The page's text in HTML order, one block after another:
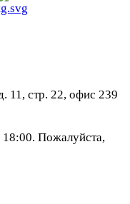
11, стр. 22, офис 239
Пожалуйста,